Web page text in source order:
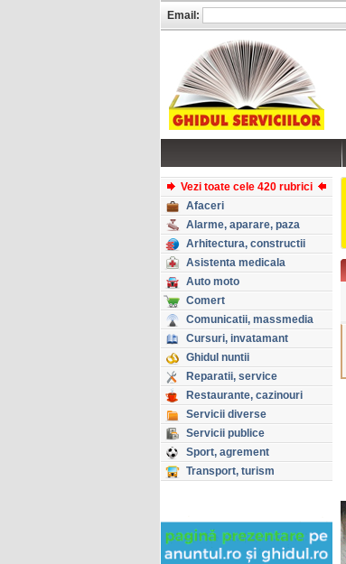
Vezi toate cele 420 rubrici
Afaceri
Alarme, aparare, paza
Arhitectura, constructii
Asistenta medicala
Auto moto
Comert
Comunicatii, massmedia
Cursuri, invatamant
Ghidul nuntii
Reparatii, service
Restaurante, cazinouri
Servicii diverse
Servicii publice
Sport, agrement
Transport, turism
Email: